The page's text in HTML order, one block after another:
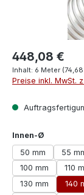
448,08 €
Inhalt: 6 Meter
Preise inkl. MwSt.
Innen-Ø
50 mm
55
100 mm
110
130 mm
140